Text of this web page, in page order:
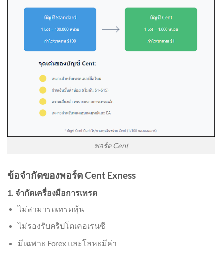
พอร์ต Cent
ข้อจำกัดของพอร์ต Cent Exness
1. จำกัดเครื่องมือการเทรด
ไม่สามารถเทรดหุ้น
ไม่รองรับคริปโตเคอเรนซี
มีเฉพาะ Forex และโลหะมีค่า